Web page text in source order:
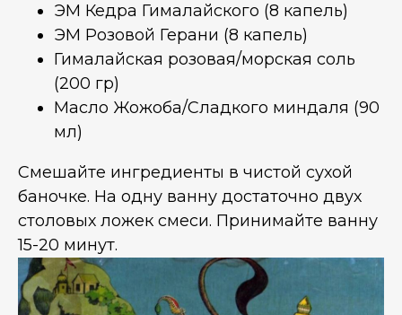
ЭМ Кедра Гималайского (8 капель)
ЭМ Розовой Герани (8 капель)
Гималайская розовая/морская соль
(200 гр)
Масло Жожоба/Сладкого миндаля (90
мл)
Смешайте ингредиенты в чистой сухой
баночке. На одну ванну достаточно двух
столовых ложек смеси. Принимайте ванну
15-20 минут.